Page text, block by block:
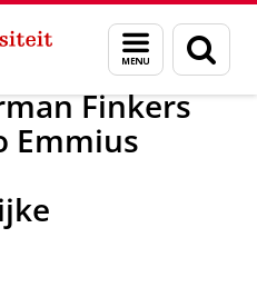
Menu
en
zoeken
Nieuwsberichten
Finkers
Emmius